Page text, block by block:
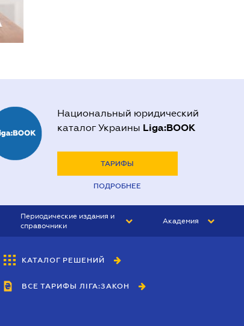
Национальный юридический
каталог Украины Liga:BOOK
ТАРИФЫ
ПОДРОБНЕЕ
Периодические издания и
справочники
БУХГАЛТЕР&ЗАКОН
ВЕСТНИК МСФО
Академия
КАТАЛОГ РЕШЕНИЙ
ВСЕ ТАРИФЫ ЛІГА:ЗАКОН